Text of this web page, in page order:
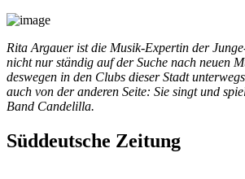
Rita Argauer ist die Musik-Expertin der
nicht nur ständig auf der Suche nach neuen
deswegen in den Clubs dieser Stadt
auch von der anderen Seite: Sie singt und
Band Candelilla.
Süddeutsche Zeitung